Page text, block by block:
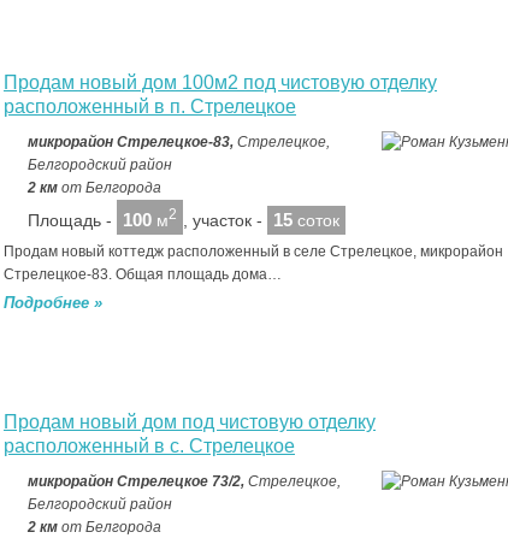
Продам новый дом 100м2 под чистовую отделку
расположенный в п. Стрелецкое
микрорайон Стрелецкое-83, Стрелецкое,
Белгородский район
2 км от Белгорода
Площадь - 100 м2 , участок - 15 соток
Продам новый коттедж расположенный в селе Стрелецкое, микрорайон
Стрелецкое-83. Общая площадь дома…
Подробнее »
Продам новый дом под чистовую отделку
расположенный в с. Стрелецкое
микрорайон Стрелецкое 73/2, Стрелецкое,
Белгородский район
2 км от Белгорода